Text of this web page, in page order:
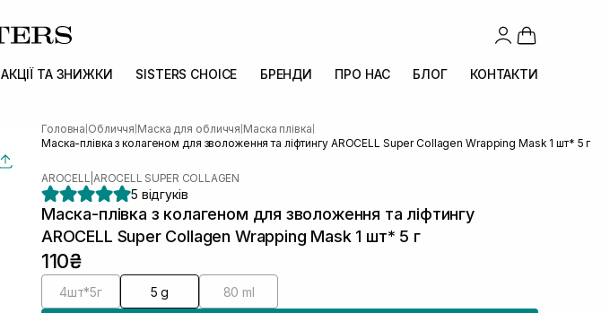
АКЦІЇ ТА ЗНИЖКИ SISTERS CHOICE БРЕНДИ ПРО НАС БЛОГ КОНТАКТИ
Головна Обличчя Маска для обличчя Маска плівка
Маска-плівка з колагеном для зволоження та ліфтингу AROCELL Super Collagen Wrapping Mask 1 шт* 5 г
AROCELL |AROCELL SUPER COLLAGEN
5 відгуків
Маска-плівка з колагеном для зволоження та ліфтингу
AROCELL Super Collagen Wrapping Mask 1 шт* 5 г
110₴
4шт*5г 5 g 80 ml